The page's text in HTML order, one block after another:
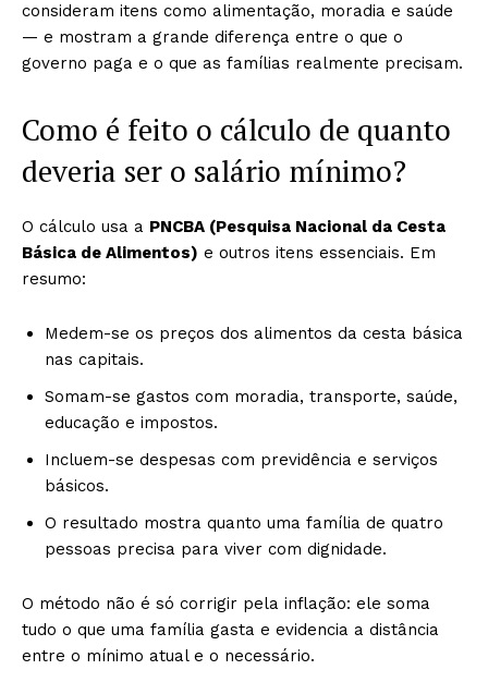
consideram itens como alimentação, moradia e saúde
— e mostram a grande diferença entre o que o
governo paga e o que as famílias realmente precisam.
Como é feito o cálculo de quanto
deveria ser o salário mínimo?
O cálculo usa a PNCBA (Pesquisa Nacional da Cesta
Básica de Alimentos) e outros itens essenciais. Em
resumo:
Medem-se os preços dos alimentos da cesta básica
nas capitais.
Somam-se gastos com moradia, transporte, saúde,
educação e impostos.
Incluem-se despesas com previdência e serviços
básicos.
O resultado mostra quanto uma família de quatro
pessoas precisa para viver com dignidade.
O método não é só corrigir pela inflação: ele soma
tudo o que uma família gasta e evidencia a distância
entre o mínimo atual e o necessário.